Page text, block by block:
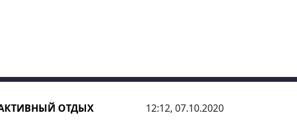
ОТДЫХ 12:12, 07.10.2020